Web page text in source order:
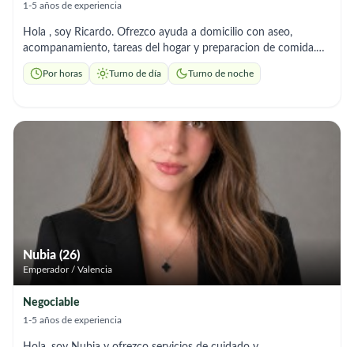
1-5 años de experiencia
Hola , soy Ricardo. Ofrezco ayuda a domicilio con aseo,
acompanamiento, tareas del hogar y preparacion de comida.
Soy responsable y me adapto a los horarios que necesites, soy
de aprendizaje rapido.
Por horas Turno de día Turno de noche
Nubia (26)
Emperador / Valencia
Negociable
1-5 años de experiencia